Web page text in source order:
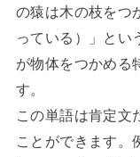
の猿は木の枝をつ
っている）」とい
が物体をつかめる
す。
この単語は肯定文
ことができます。